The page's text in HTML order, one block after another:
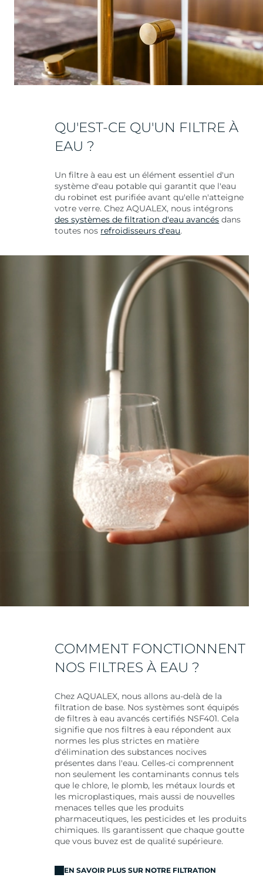
QU'EST-CE QU'UN FILTRE À
EAU ?
Un filtre à eau est un élément essentiel d'un
système d'eau potable qui garantit que l'eau
du robinet est purifiée avant qu'elle n'atteigne
votre verre. Chez AQUALEX, nous intégrons
des systèmes de filtration d'eau avancés dans
toutes nos refroidisseurs d'eau.
COMMENT FONCTIONNENT
NOS FILTRES À EAU ?
Chez AQUALEX, nous allons au-delà de la
filtration de base. Nos systèmes sont équipés
de filtres à eau avancés certifiés NSF401. Cela
signifie que nos filtres à eau répondent aux
normes les plus strictes en matière
d'élimination des substances nocives
présentes dans l'eau. Celles-ci comprennent
non seulement les contaminants connus tels
que le chlore, le plomb, les métaux lourds et
les microplastiques, mais aussi de nouvelles
menaces telles que les produits
pharmaceutiques, les pesticides et les produits
chimiques. Ils garantissent que chaque goutte
que vous buvez est de qualité supérieure.
EN SAVOIR PLUS SUR NOTRE FILTRATION